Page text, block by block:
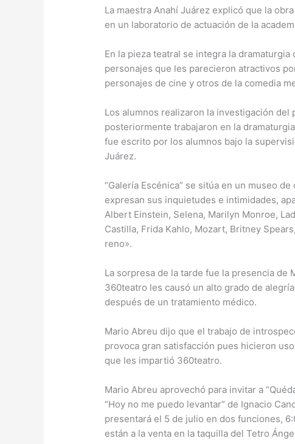
La maestra Anahí Juárez explicó que la
en un laboratorio de actuación de la
En la pieza teatral se integra la
personajes que les parecieron atractivos
personajes de cine y otros de la comedia
Los alumnos realizaron la investigación
posteriormente trabajaron en la
fue escrito por los alumnos bajo la
Juárez.
“Galería Escénica” se sitúa en un museo
expresan sus inquietudes e intimidades,
Albert Einstein, Selena, Marilyn Monroe,
Castilla, Frida Kahlo, Mozart, Britney
reno».
La sorpresa de la tarde fue la presencia de
360teatro les causó un alto grado de
después de un tratamiento médico.
Mario Abreu dijo que el trabajo de
provoca gran satisfacción pues hicieron
que les impartió 360teatro.
Mario Abreu aprovechó para invitar a
“Hoy no me puedo levantar” de Ignacio
presentará el 5 de julio en dos funciones,
están a la venta en la taquilla del Tetro